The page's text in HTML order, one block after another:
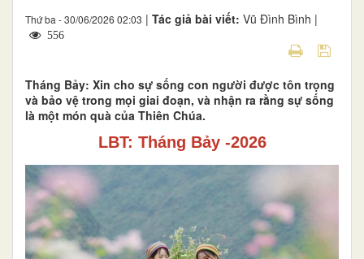
Thứ ba - 30/06/2026 02:03 | Tác giả bài viết: Vũ Đình Bình |
556
Tháng Bảy: Xin cho sự sống con người được tôn trọng
và bảo vệ trong mọi giai đoạn, và nhận ra rằng sự sống
là một món quà của Thiên Chúa.
LBT: Tháng Bảy -2026